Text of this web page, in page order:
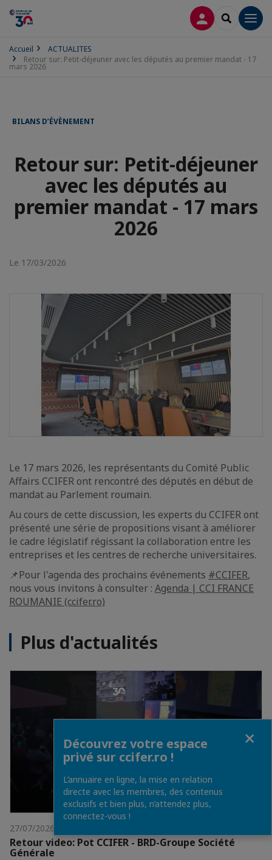
CONNEXION
Accueil
ACTUALITES
Retour sur: Petit-déjeuner avec les députés au premier mandat - 17
mars 2026
BILANS D’ÉVÈNEMENT
Retour sur: Petit-déjeuner
avec les députés au
premier mandat - 17 mars
2026
Le 17/03/2026
Le 17 mars 2026, les représentants du Comité Public
Affairs CCIFER ont rencontré des députés en début de
mandat au Parlement roumain.
Au cours de cette discussion, les experts du CCIFER ont
présenté une série de propositions visant à améliorer
le cadre législatif régissant la collaboration entre les
entreprises et les centres de recherche universitaires.
📌Pour l'agenda des prochains événements #CCIFER,
nous vous invitons à consulter : Agenda | CCI FRANCE
ROUMANIE (ccifer.ro)
Plus d'actualités
27/07/2026
Retour video: Pot CCIFER - BRD-Groupe Société
Générale
Découvrez votre espace
privé sur ccifer.ro !
L’annuaire en ligne, la mise en relation
directe avec les membres, des contenus
exclusifs et bien plus, n’attendez plus,
connectez-vous !